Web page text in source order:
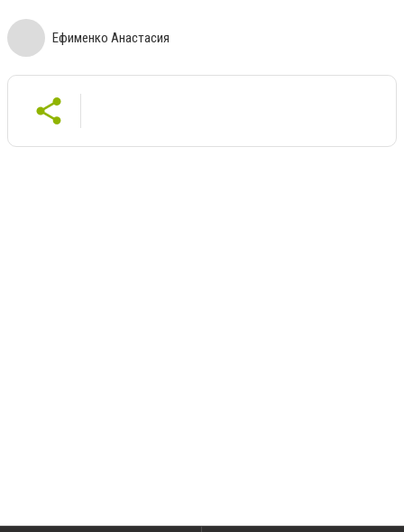
Ефименко Анастасия